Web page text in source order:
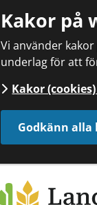
Kakor på
Vi använder
underlag för att
Kakor
Godkänn alla